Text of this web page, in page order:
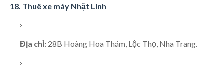
18. Thuê xe máy Nhật Linh
Địa chỉ: 28B Hoàng Hoa Thám, Lộc Thọ, Nha Trang.